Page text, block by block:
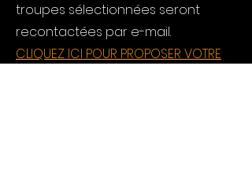
troupes sélectionnées seront
recontactées par e-mail.
CLIQUEZ ICI POUR PROPOSER VOTRE